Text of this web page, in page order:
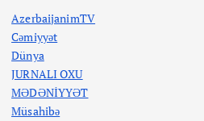
AzerbaijanimTV
Cəmiyyət
Dünya
JURNALI OXU
MƏDƏNİYYƏT
Müsahibə